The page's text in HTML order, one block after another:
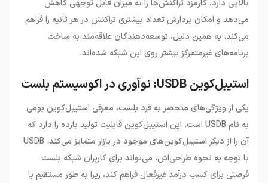
بالایی دارد، کارمزد تراکنش‌ها را به میزان قابل توجهی کاهش
می‌دهد و امکان پردازش تعداد بیشتری تراکنش در هر ثانیه را فراهم
می‌کند. به همین دلیل، توسعه‌دهندگان علاقه‌مند به ساخت
برنامه‌های غیرمتمرکز بیشتر روی این شبکه شده‌اند.
استیبل‌کوین USDB: نوآوری در اکوسیستم بلست
یکی از ویژگی‌های منحصر به فرد بلست، معرفی استیبل‌کوین بومی
به نام USDB است. این استیبل‌کوین قابلیت تولید بازده را دارد که
آن را از دیگر استیبل‌کوین‌های موجود در بازار متمایز می‌کند. USDB
با توجه به نحوه طراحی‌اش، می‌تواند برای کاربران شبکه بلست
فرصتی برای کسب درآمد غیرفعال فراهم کند، زیرا به طور مستقیم با